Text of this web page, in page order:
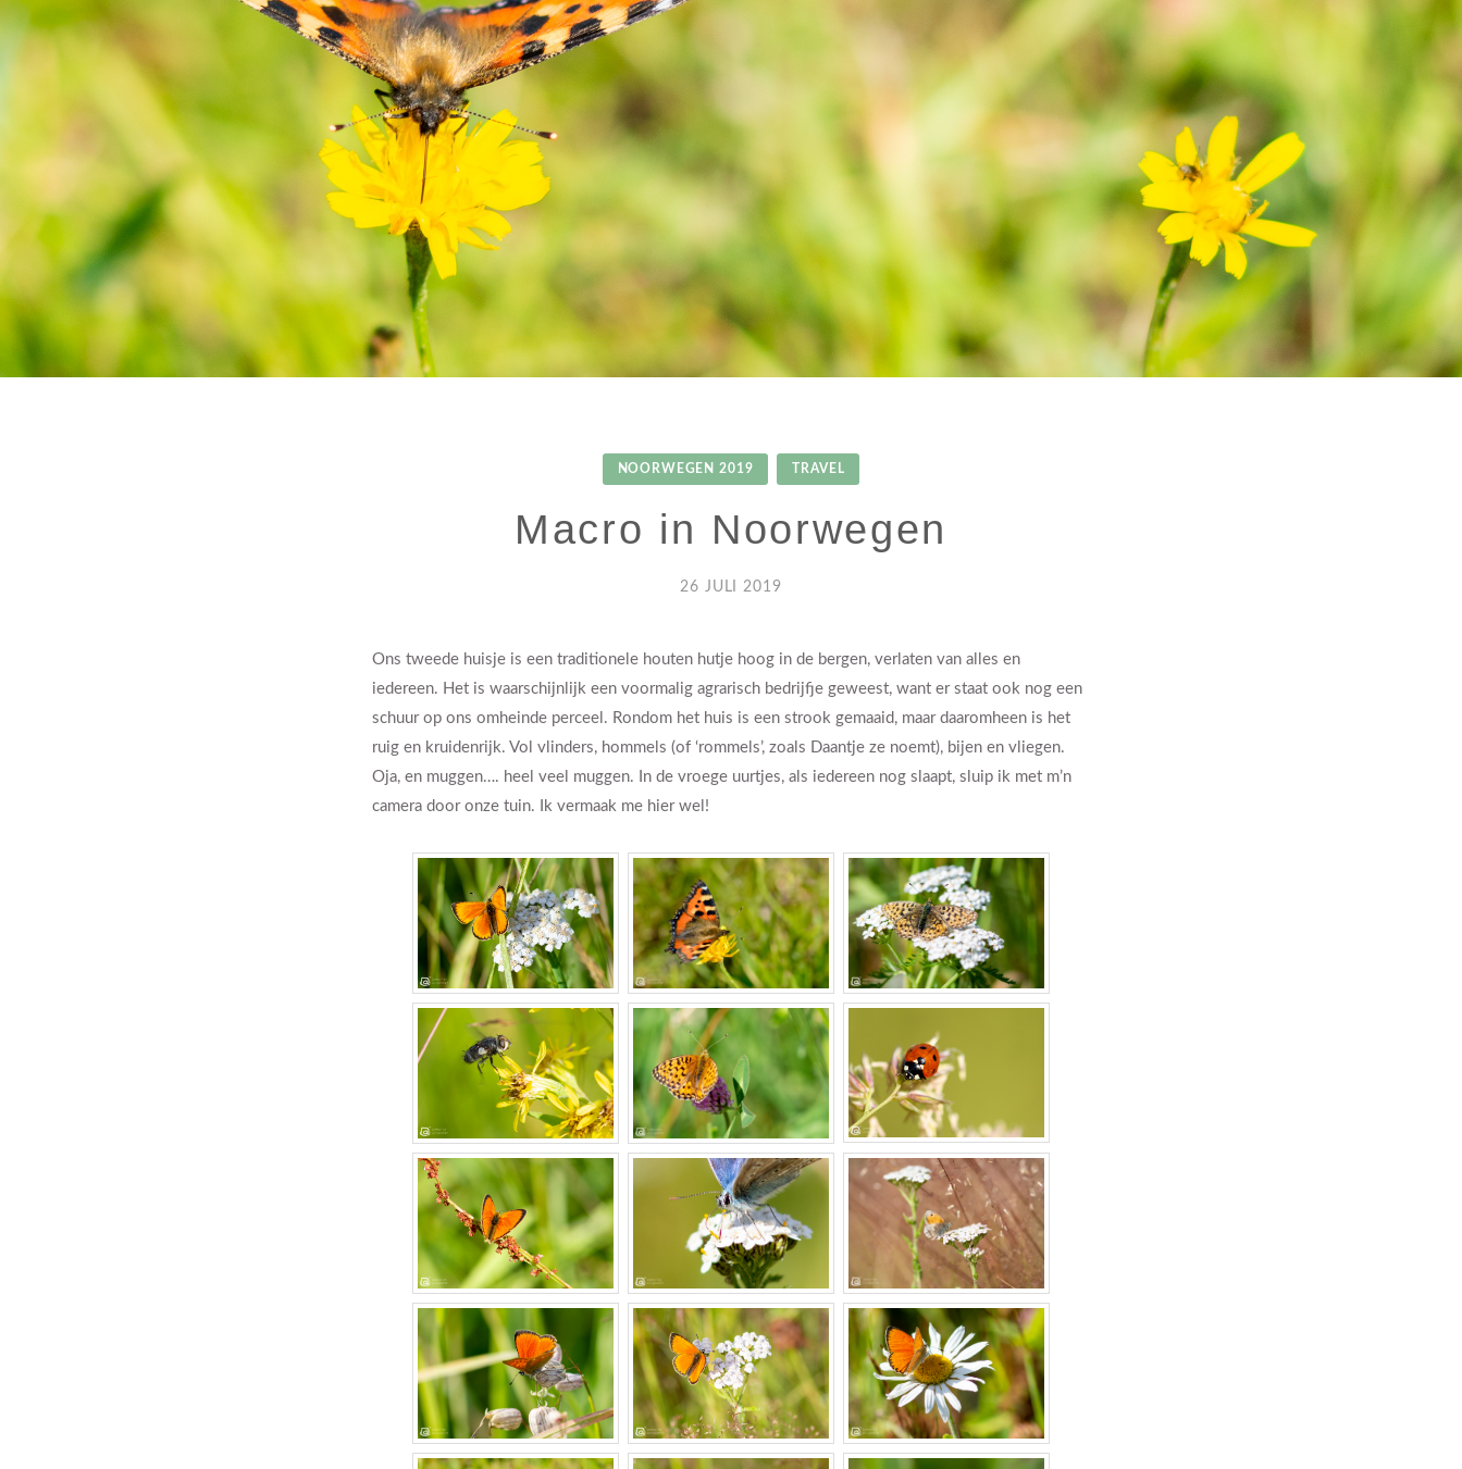
NOORWEGEN 2019 TRAVEL
Macro in Noorwegen
26 JULI 2019
Ons tweede huisje is een traditionele houten hutje hoog in de bergen, verlaten van alles en
iedereen. Het is waarschijnlijk een voormalig agrarisch bedrijfje geweest, want er staat ook nog een
schuur op ons omheinde perceel. Rondom het huis is een strook gemaaid, maar daaromheen is het
ruig en kruidenrijk. Vol vlinders, hommels (of ‘rommels’, zoals Daantje ze noemt), bijen en vliegen.
Oja, en muggen…. heel veel muggen. In de vroege uurtjes, als iedereen nog slaapt, sluip ik met m’n
camera door onze tuin. Ik vermaak me hier wel!